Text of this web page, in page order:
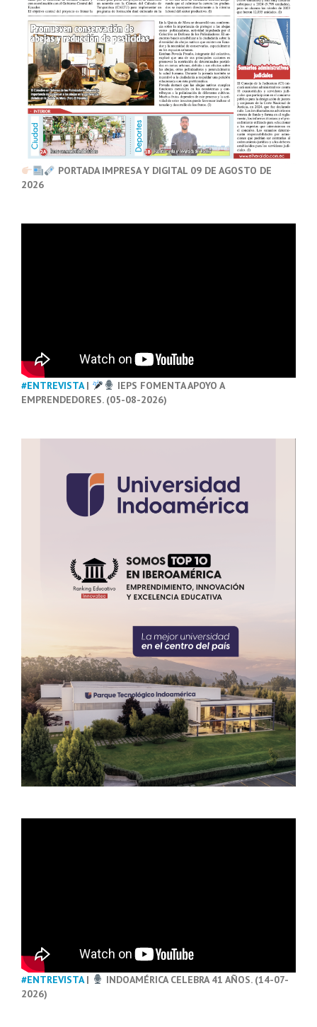
PORTADA IMPRESA Y DIGITAL 09 DE AGOSTO DE
2026
#ENTREVISTA|
IEPS FOMENTA APOYO A
EMPRENDEDORES. (05-08-2026)
#ENTREVISTA|
INDOAMÉRICA CELEBRA 41 AÑOS. (14-07-
2026)